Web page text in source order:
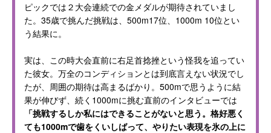
ピックでは２大会連続での金メダルが期待されていまし
た。35歳で挑んだ挑戦は、500m17位、1000m 10位とい
う結果に。
実は、この時大会直前に右足首捻挫という怪我を追ってい
た彼女。万全のコンディションとは到底言えない状況でし
たが、周囲の期待は高まるばかり。500mで思うように結
果が伸びず、続く1000mに挑む直前のインタビューでは
「挑戦するしか私にはできることがないと思う。格好悪く
ても1000mで歯をくいしばって、やりたい表現を氷の上に